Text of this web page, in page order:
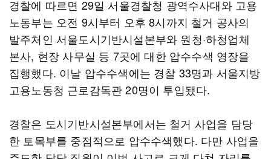
경찰에 따르면 29일 서울경찰청 광역수사대와 고용
노동부는 오전 9시부터 오후 8시까지 철거 공사의
발주처인 서울도시기반시설본부와 원청·하청업체
본사, 현장 사무실 등 7곳에 대한 압수수색 영장을
집행했다. 이날 압수수색에는 경찰 33명과 서울지방
고용노동청 근로감독관 20명이 투입됐다.
경찰은 도시기반시설본부에서는 철거 사업을 담당
한 토목부를 중점적으로 압수수색했다. 다만 사업을